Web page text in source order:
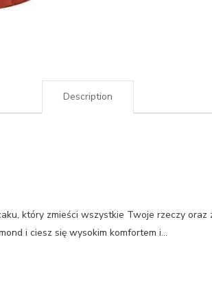
Description
który zmieści wszystkie Twoje rzeczy oraz
i ciesz się wysokim komfortem i…